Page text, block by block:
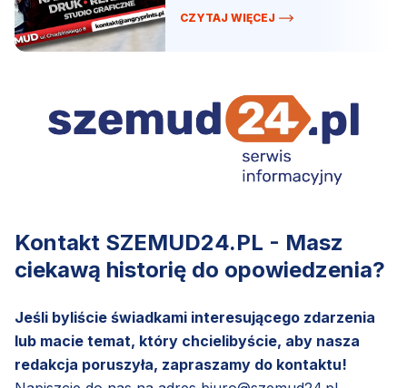
CZYTAJ WIĘCEJ
Kontakt SZEMUD24.PL - Masz
ciekawą historię do opowiedzenia?
Jeśli byliście świadkami interesującego zdarzenia
lub macie temat, który chcielibyście, aby nasza
redakcja poruszyła, zapraszamy do kontaktu!